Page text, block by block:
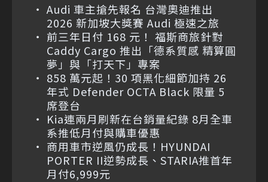
Audi 車主搶先報名 台灣奧迪推出
2026 新加坡大獎賽 Audi 極速之旅
前三年日付 168 元！ 福斯商旅針對
Caddy Cargo 推出「德系質感 精算圓
夢」與「打天下」專案
858 萬元起！30 項黑化細節加持 26
年式 Defender OCTA Black 限量 5
席登台
Kia連兩月刷新在台銷量紀錄 8月全車
系推低月付與購車優惠
商用車市逆風仍成長！HYUNDAI
PORTER II逆勢成長、STARIA推首年
月付6,999元